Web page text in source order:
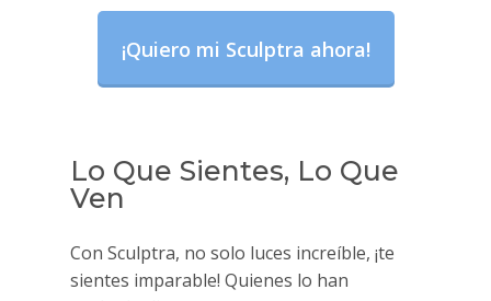
¡Quiero mi Sculptra ahora!
Lo Que Sientes, Lo Que
Ven
Con Sculptra, no solo luces increíble, ¡te
sientes imparable! Quienes lo han